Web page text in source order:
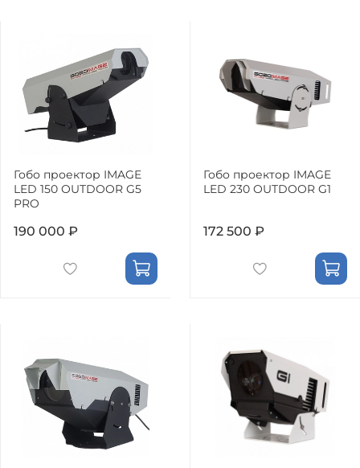
Гобо проектор IMAGE
LED 150 OUTDOOR G5
PRO
190 000 ₽
Гобо проектор IMAGE
LED 230 OUTDOOR G1
172 500 ₽